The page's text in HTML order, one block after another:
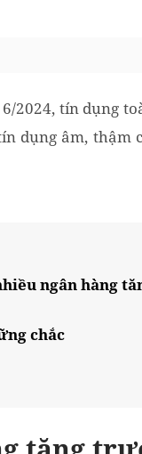
2024, tín dụng
dụng âm, thậm
ngân hàng
chắc